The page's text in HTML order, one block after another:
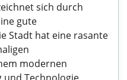
sich durch
gute
Stadt hat eine rasante
modernen